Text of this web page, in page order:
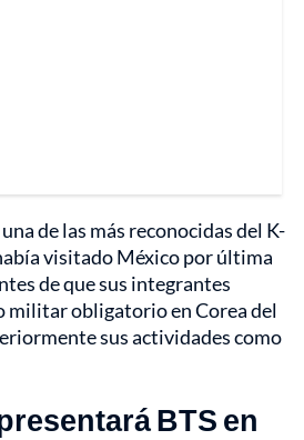
de las más reconocidas del K-
visitado México por última
de que sus integrantes
militar obligatorio en Corea del
sus actividades como
BTS en